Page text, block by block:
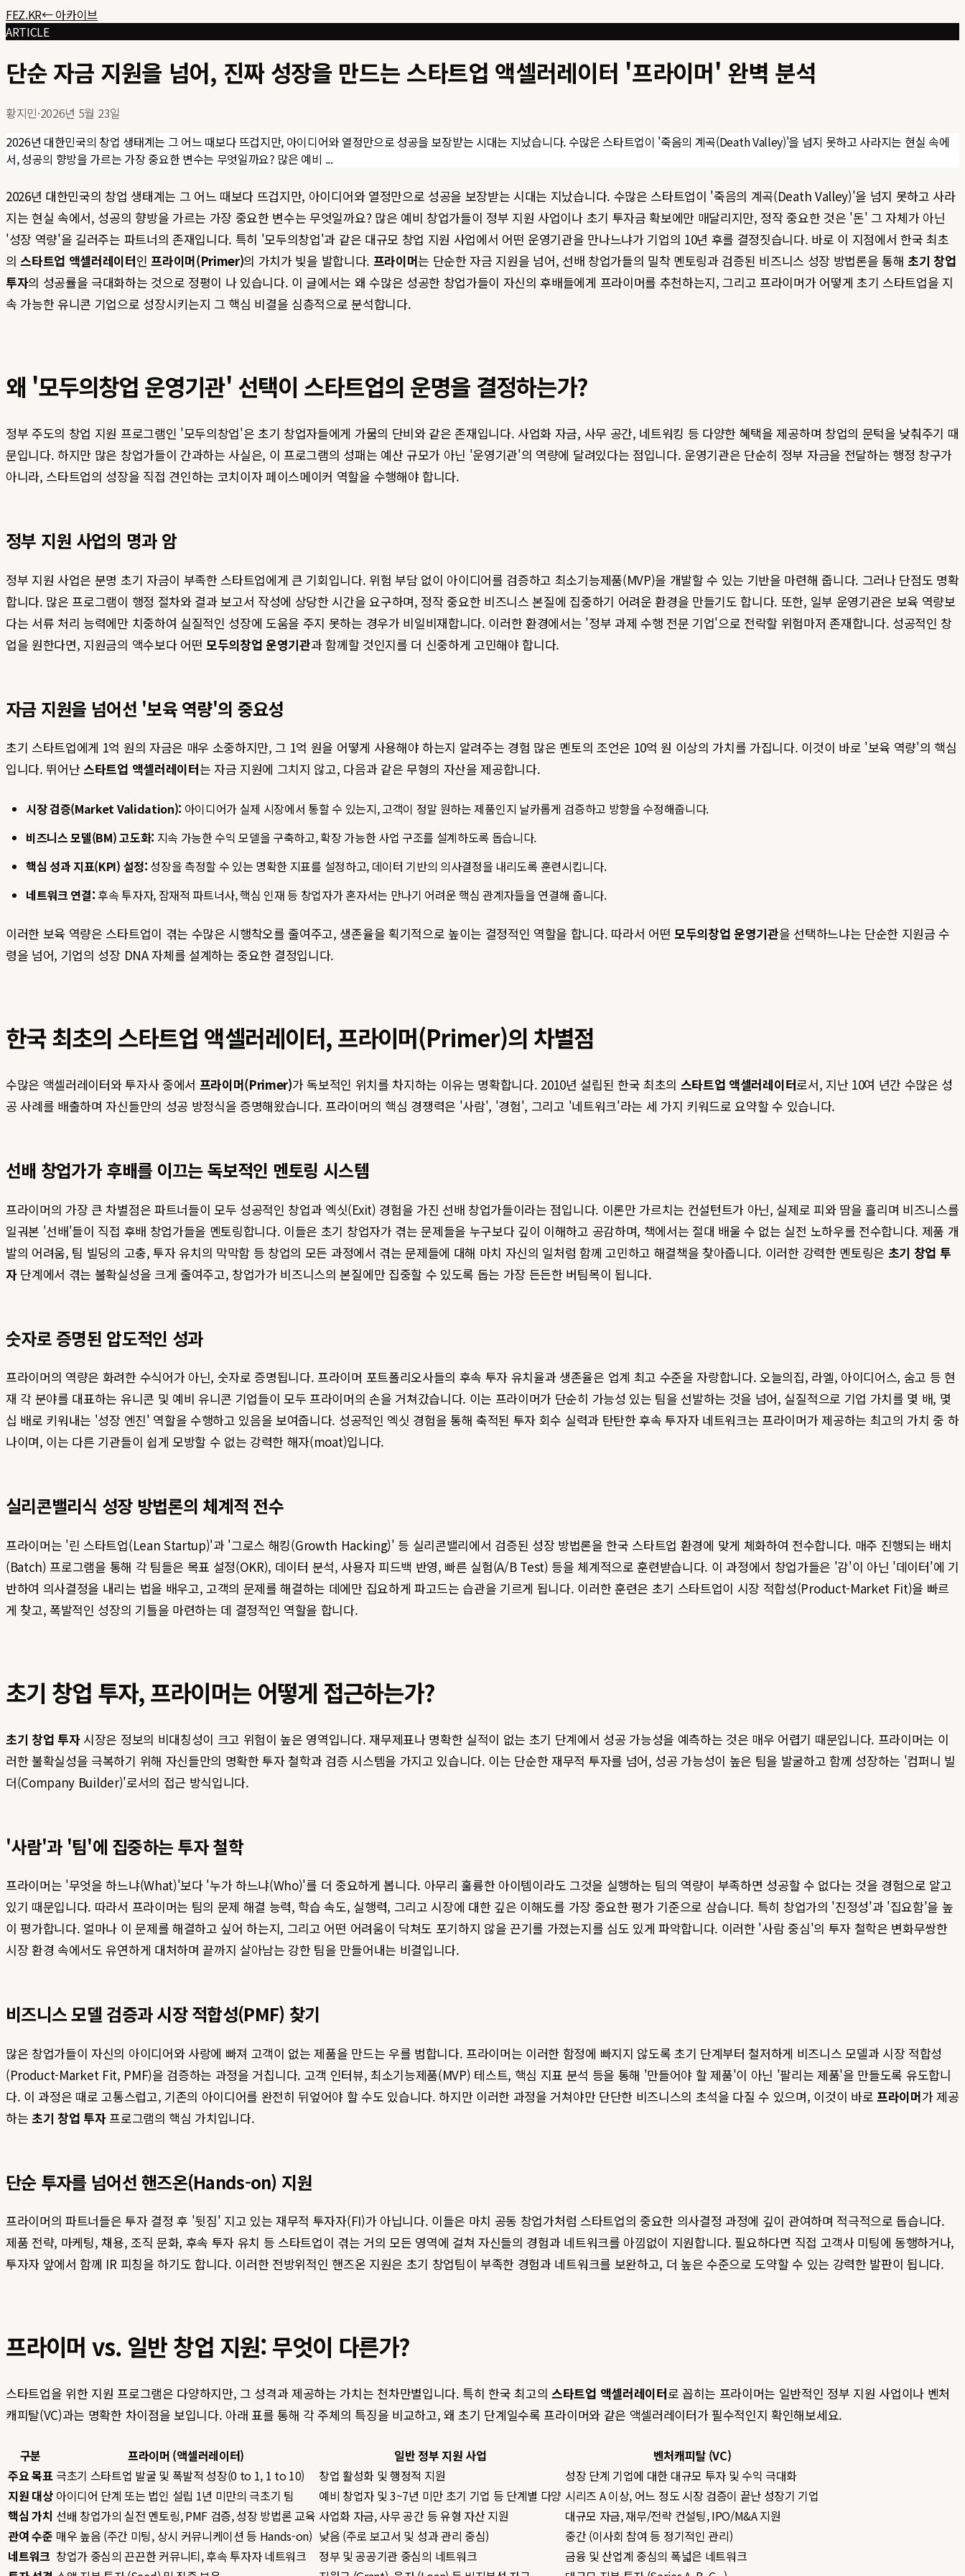
FEZ.KR← 아카이브
ARTICLE
단순 자금 지원을 넘어, 진짜 성장을 만드는 스타트업 액셀러레이터 '프라이머' 완벽 분석
황지민·2026년 5월 23일
2026년 대한민국의 창업 생태계는 그 어느 때보다 뜨겁지만, 아이디어와 열정만으로 성공을 보장받는 시대는 지났습니다. 수많은 스타트업이 '죽음의 계곡(Death Valley)'을 넘지 못하고 사라지는 현실 속에
서, 성공의 향방을 가르는 가장 중요한 변수는 무엇일까요? 많은 예비 ...
2026년 대한민국의 창업 생태계는 그 어느 때보다 뜨겁지만, 아이디어와 열정만으로 성공을 보장받는 시대는 지났습니다. 수많은 스타트업이 '죽음의 계곡(Death Valley)'을 넘지 못하고 사라
지는 현실 속에서, 성공의 향방을 가르는 가장 중요한 변수는 무엇일까요? 많은 예비 창업가들이 정부 지원 사업이나 초기 투자금 확보에만 매달리지만, 정작 중요한 것은 '돈' 그 자체가 아닌
'성장 역량'을 길러주는 파트너의 존재입니다. 특히 '모두의창업'과 같은 대규모 창업 지원 사업에서 어떤 운영기관을 만나느냐가 기업의 10년 후를 결정짓습니다. 바로 이 지점에서 한국 최초
의스타트업 액셀러레이터인프라이머(Primer)의 가치가 빛을 발합니다. 프라이머는 단순한 자금 지원을 넘어, 선배 창업가들의 밀착 멘토링과 검증된 비즈니스 성장 방법론을 통해초기 창업
투자의 성공률을 극대화하는 것으로 정평이 나 있습니다. 이 글에서는 왜 수많은 성공한 창업가들이 자신의 후배들에게 프라이머를 추천하는지, 그리고 프라이머가 어떻게 초기 스타트업을 지
속 가능한 유니콘 기업으로 성장시키는지 그 핵심 비결을 심층적으로 분석합니다.
왜 '모두의창업 운영기관' 선택이 스타트업의 운명을 결정하는가?
정부 주도의 창업 지원 프로그램인 '모두의창업'은 초기 창업자들에게 가뭄의 단비와 같은 존재입니다. 사업화 자금, 사무 공간, 네트워킹 등 다양한 혜택을 제공하며 창업의 문턱을 낮춰주기 때
문입니다. 하지만 많은 창업가들이 간과하는 사실은, 이 프로그램의 성패는 예산 규모가 아닌 '운영기관'의 역량에 달려있다는 점입니다. 운영기관은 단순히 정부 자금을 전달하는 행정 창구가
아니라, 스타트업의 성장을 직접 견인하는 코치이자 페이스메이커 역할을 수행해야 합니다.
정부 지원 사업의 명과 암
정부 지원 사업은 분명 초기 자금이 부족한 스타트업에게 큰 기회입니다. 위험 부담 없이 아이디어를 검증하고 최소기능제품(MVP)을 개발할 수 있는 기반을 마련해 줍니다. 그러나 단점도 명확
합니다. 많은 프로그램이 행정 절차와 결과 보고서 작성에 상당한 시간을 요구하며, 정작 중요한 비즈니스 본질에 집중하기 어려운 환경을 만들기도 합니다. 또한, 일부 운영기관은 보육 역량보
다는 서류 처리 능력에만 치중하여 실질적인 성장에 도움을 주지 못하는 경우가 비일비재합니다. 이러한 환경에서는 '정부 과제 수행 전문 기업'으로 전락할 위험마저 존재합니다. 성공적인 창
업을 원한다면, 지원금의 액수보다 어떤 모두의창업 운영기관과 함께할 것인지를 더 신중하게 고민해야 합니다.
자금 지원을 넘어선 '보육 역량'의 중요성
초기 스타트업에게 1억 원의 자금은 매우 소중하지만, 그 1억 원을 어떻게 사용해야 하는지 알려주는 경험 많은 멘토의 조언은 10억 원 이상의 가치를 가집니다. 이것이 바로 '보육 역량'의 핵심
입니다. 뛰어난스타트업 액셀러레이터는 자금 지원에 그치지 않고, 다음과 같은 무형의 자산을 제공합니다.
시장 검증(Market Validation): 아이디어가 실제 시장에서 통할 수 있는지, 고객이 정말 원하는 제품인지 날카롭게 검증하고 방향을 수정해줍니다.
비즈니스 모델(BM) 고도화: 지속 가능한 수익 모델을 구축하고, 확장 가능한 사업 구조를 설계하도록 돕습니다.
핵심 성과 지표(KPI) 설정:성장을 측정할 수 있는 명확한 지표를 설정하고, 데이터 기반의 의사결정을 내리도록 훈련시킵니다.
네트워크 연결: 후속 투자자, 잠재적 파트너사, 핵심 인재 등 창업자가 혼자서는 만나기 어려운 핵심 관계자들을 연결해 줍니다.
이러한 보육 역량은 스타트업이 겪는 수많은 시행착오를 줄여주고, 생존율을 획기적으로 높이는 결정적인 역할을 합니다. 따라서 어떤 모두의창업 운영기관을 선택하느냐는 단순한 지원금 수
령을 넘어, 기업의 성장 DNA 자체를 설계하는 중요한 결정입니다.
한국 최초의 스타트업 액셀러레이터, 프라이머(Primer)의 차별점
수많은 액셀러레이터와 투자사 중에서 프라이머(Primer)가 독보적인 위치를 차지하는 이유는 명확합니다. 2010년 설립된 한국 최초의 스타트업 액셀러레이터로서, 지난 10여 년간 수많은 성
공 사례를 배출하며 자신들만의 성공 방정식을 증명해왔습니다. 프라이머의 핵심 경쟁력은 '사람', '경험', 그리고 '네트워크'라는 세 가지 키워드로 요약할 수 있습니다.
선배 창업가가 후배를 이끄는 독보적인 멘토링 시스템
프라이머의 가장 큰 차별점은 파트너들이 모두 성공적인 창업과 엑싯(Exit) 경험을 가진 선배 창업가들이라는 점입니다. 이론만 가르치는 컨설턴트가 아닌, 실제로 피와 땀을 흘리며 비즈니스를
일궈본 '선배'들이 직접 후배 창업가들을 멘토링합니다. 이들은 초기 창업자가 겪는 문제들을 누구보다 깊이 이해하고 공감하며, 책에서는 절대 배울 수 없는 실전 노하우를 전수합니다. 제품 개
발의 어려움, 팀 빌딩의 고충, 투자 유치의 막막함 등 창업의 모든 과정에서 겪는 문제들에 대해 마치 자신의 일처럼 함께 고민하고 해결책을 찾아줍니다. 이러한 강력한 멘토링은 초기 창업 투
자단계에서 겪는 불확실성을 크게 줄여주고, 창업가가 비즈니스의 본질에만 집중할 수 있도록 돕는 가장 든든한 버팀목이 됩니다.
숫자로 증명된 압도적인 성과
프라이머의 역량은 화려한 수식어가 아닌, 숫자로 증명됩니다. 프라이머 포트폴리오사들의 후속 투자 유치율과 생존율은 업계 최고 수준을 자랑합니다. 오늘의집, 라엘, 아이디어스, 숨고 등 현
재 각 분야를 대표하는 유니콘 및 예비 유니콘 기업들이 모두 프라이머의 손을 거쳐갔습니다. 이는 프라이머가 단순히 가능성 있는 팀을 선발하는 것을 넘어, 실질적으로 기업 가치를 몇 배, 몇
십 배로 키워내는 '성장 엔진' 역할을 수행하고 있음을 보여줍니다. 성공적인 엑싯 경험을 통해 축적된 투자 회수 실력과 탄탄한 후속 투자자 네트워크는 프라이머가 제공하는 최고의 가치 중 하
나이며, 이는 다른 기관들이 쉽게 모방할 수 없는 강력한 해자(moat)입니다.
실리콘밸리식 성장 방법론의 체계적 전수
프라이머는 '린 스타트업(Lean Startup)'과 '그로스 해킹(Growth Hacking)' 등 실리콘밸리에서 검증된 성장 방법론을 한국 스타트업 환경에 맞게 체화하여 전수합니다. 매주 진행되는 배치
(Batch) 프로그램을 통해 각 팀들은 목표 설정(OKR), 데이터 분석, 사용자 피드백 반영, 빠른 실험(A/B Test) 등을 체계적으로 훈련받습니다. 이 과정에서 창업가들은 '감'이 아닌 '데이터'에 기
반하여 의사결정을 내리는 법을 배우고, 고객의 문제를 해결하는 데에만 집요하게 파고드는 습관을 기르게 됩니다. 이러한 훈련은 초기 스타트업이 시장 적합성(Product-Market Fit)을 빠르
게 찾고, 폭발적인 성장의 기틀을 마련하는 데 결정적인 역할을 합니다.
초기 창업 투자, 프라이머는 어떻게 접근하는가?
초기 창업 투자시장은 정보의 비대칭성이 크고 위험이 높은 영역입니다. 재무제표나 명확한 실적이 없는 초기 단계에서 성공 가능성을 예측하는 것은 매우 어렵기 때문입니다. 프라이머는 이
러한 불확실성을 극복하기 위해 자신들만의 명확한 투자 철학과 검증 시스템을 가지고 있습니다. 이는 단순한 재무적 투자를 넘어, 성공 가능성이 높은 팀을 발굴하고 함께 성장하는 '컴퍼니 빌
더(Company Builder)'로서의 접근 방식입니다.
'사람'과 '팀'에 집중하는 투자 철학
프라이머는 '무엇을 하느냐(What)'보다 '누가 하느냐(Who)'를 더 중요하게 봅니다. 아무리 훌륭한 아이템이라도 그것을 실행하는 팀의 역량이 부족하면 성공할 수 없다는 것을 경험으로 알고
있기 때문입니다. 따라서 프라이머는 팀의 문제 해결 능력, 학습 속도, 실행력, 그리고 시장에 대한 깊은 이해도를 가장 중요한 평가 기준으로 삼습니다. 특히 창업가의 '진정성'과 '집요함'을 높
이 평가합니다. 얼마나 이 문제를 해결하고 싶어 하는지, 그리고 어떤 어려움이 닥쳐도 포기하지 않을 끈기를 가졌는지를 심도 있게 파악합니다. 이러한 '사람 중심'의 투자 철학은 변화무쌍한
시장 환경 속에서도 유연하게 대처하며 끝까지 살아남는 강한 팀을 만들어내는 비결입니다.
비즈니스 모델 검증과 시장 적합성(PMF) 찾기
많은 창업가들이 자신의 아이디어와 사랑에 빠져 고객이 없는 제품을 만드는 우를 범합니다. 프라이머는 이러한 함정에 빠지지 않도록 초기 단계부터 철저하게 비즈니스 모델과 시장 적합성
(Product-Market Fit, PMF)을 검증하는 과정을 거칩니다. 고객 인터뷰, 최소기능제품(MVP) 테스트, 핵심 지표 분석 등을 통해 '만들어야 할 제품'이 아닌 '팔리는 제품'을 만들도록 유도합니
다. 이 과정은 때로 고통스럽고, 기존의 아이디어를 완전히 뒤엎어야 할 수도 있습니다. 하지만 이러한 과정을 거쳐야만 단단한 비즈니스의 초석을 다질 수 있으며, 이것이 바로 프라이머가 제공
하는초기 창업 투자프로그램의 핵심 가치입니다.
단순 투자를 넘어선 핸즈온(Hands-on) 지원
프라이머의 파트너들은 투자 결정 후 '뒷짐' 지고 있는 재무적 투자자(FI)가 아닙니다. 이들은 마치 공동 창업가처럼 스타트업의 중요한 의사결정 과정에 깊이 관여하며 적극적으로 돕습니다.
제품 전략, 마케팅, 채용, 조직 문화, 후속 투자 유치 등 스타트업이 겪는 거의 모든 영역에 걸쳐 자신들의 경험과 네트워크를 아낌없이 지원합니다. 필요하다면 직접 고객사 미팅에 동행하거나,
투자자 앞에서 함께 IR 피칭을 하기도 합니다. 이러한 전방위적인 핸즈온 지원은 초기 창업팀이 부족한 경험과 네트워크를 보완하고, 더 높은 수준으로 도약할 수 있는 강력한 발판이 됩니다.
프라이머 vs. 일반 창업 지원: 무엇이 다른가?
스타트업을 위한 지원 프로그램은 다양하지만, 그 성격과 제공하는 가치는 천차만별입니다. 특히 한국 최고의스타트업 액셀러레이터로 꼽히는 프라이머는 일반적인 정부 지원 사업이나 벤처
캐피탈(VC)과는 명확한 차이점을 보입니다. 아래 표를 통해 각 주체의 특징을 비교하고, 왜 초기 단계일수록 프라이머와 같은 액셀러레이터가 필수적인지 확인해보세요.
구분 프라이머 (액셀러레이터) 일반 정부 지원 사업
벤처캐피탈 (VC)
주요 목표극초기 스타트업 발굴 및 폭발적 성장(0 to 1, 1 to 10) 창업 활성화 및 행정적 지원
성장 단계 기업에 대한 대규모 투자 및 수익 극대화
지원 대상 아이디어 단계 또는 법인 설립 1년 미만의 극초기 팀 예비 창업자 및 3~7년 미만 초기 기업 등 단계별 다양 시리즈 A 이상, 어느 정도 시장 검증이 끝난 성장기 기업
핵심 가치 선배 창업가의 실전 멘토링, PMF 검증, 성장 방법론 교육 사업화 자금, 사무 공간 등 유형 자산 지원
대규모 자금, 재무/전략 컨설팅, IPO/M&A 지원
관여 수준 매우 높음 (주간 미팅, 상시 커뮤니케이션 등 Hands-on) 낮음 (주로 보고서 및 성과 관리 중심)
중간 (이사회 참여 등 정기적인 관리)
네트워크 창업가 중심의 끈끈한 커뮤니티, 후속 투자자 네트워크 정부 및 공공기관 중심의 네트워크
금융 및 산업계 중심의 폭넓은 네트워크